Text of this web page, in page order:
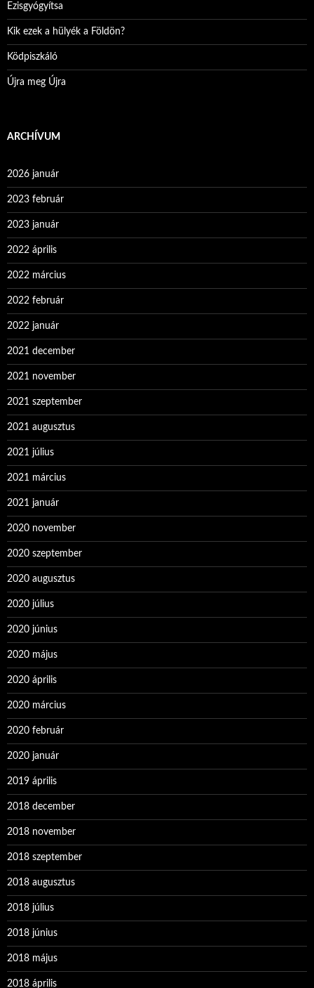
Ezisgyógyítsa
Kik ezek a hülyék a Földön?
Ködpiszkáló
Újra meg Újra
ARCHÍVUM
2026 január
2023 február
2023 január
2022 április
2022 március
2022 február
2022 január
2021 december
2021 november
2021 szeptember
2021 augusztus
2021 július
2021 március
2021 január
2020 november
2020 szeptember
2020 augusztus
2020 július
2020 június
2020 május
2020 április
2020 március
2020 február
2020 január
2019 április
2018 december
2018 november
2018 szeptember
2018 augusztus
2018 július
2018 június
2018 május
2018 április